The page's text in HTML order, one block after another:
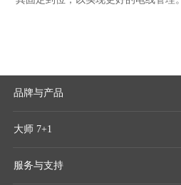
品牌与产品
大师 7+1
服务与支持